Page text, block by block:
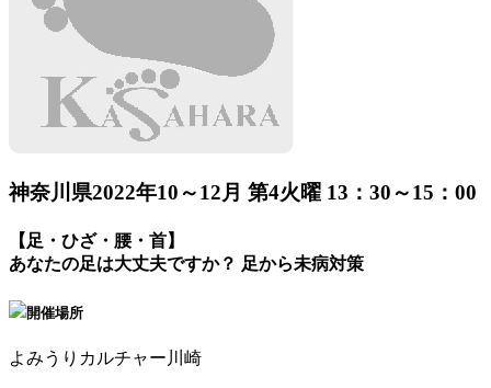
神奈川県2022年10～12月 第4火曜 13：30～15：00
【足・ひざ・腰・首】
あなたの足は大丈夫ですか？ 足から未病対策
開催場所
よみうりカルチャー川崎